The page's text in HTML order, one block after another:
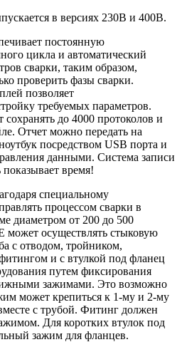
в версиях 230В и 400В.
постоянную
цикла и автоматический
сварки, таким образом,
проверить фазы сварки.
позволяет
требуемых параметров.
до 4000 протоколов и
Отчет можно передать на
посредством USB порта и
данными. Система записи
время!
специальному
процессом сварки в
диаметром от 200 до 500
осуществлять стыковую
с отводом, тройником,
и с втулкой под фланец
путем фиксирования
зажимами. Это возможно
может крепиться к 1-му и 2-му
с трубой. Фитинг должен
Для коротких втулок под
зажим для фланцев.